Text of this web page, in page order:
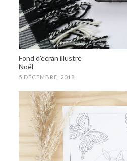
Fond d’écran illustré
Noël
5 DÉCEMBRE, 2018